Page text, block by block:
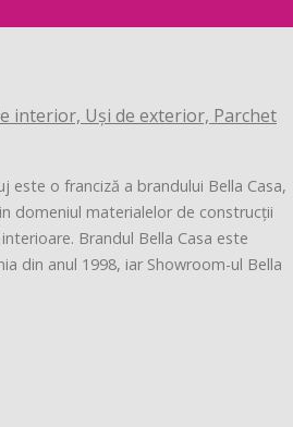
este o franciză a brandului Bella Casa,
domeniul materialelor de construcții
Brandul Bella Casa este
din anul 1998, iar Showroom-ul Bella